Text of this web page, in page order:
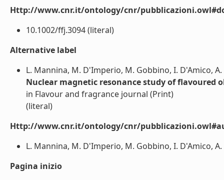
Http://www.cnr.it/ontology/cnr/
10.1002/ffj.3094 (literal)
Alternative label
L. Mannina, M. D'Imperio, M. Gobbino, I. D'Amico, A.
Nuclear magnetic resonance study of flavoured
in Flavour and fragrance journal (Print)
(literal)
Http://www.cnr.it/ontology/cnr/
L. Mannina, M. D'Imperio, M. Gobbino, I. D'Amico,
Pagina inizio